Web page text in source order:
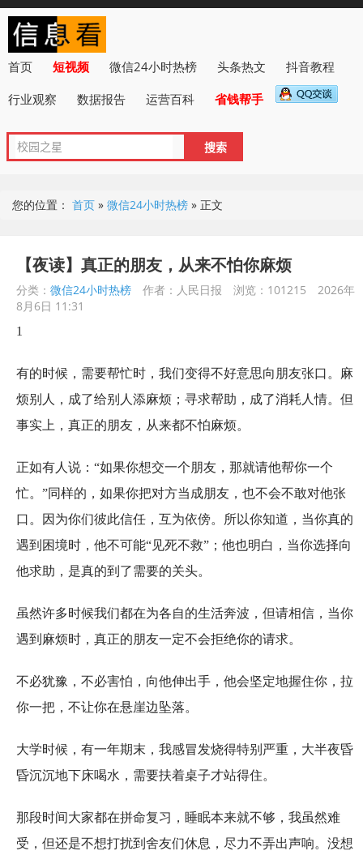
首页 短视频 微信24小时热榜 头条热文
抖音教程
行业观察
数据报告 运营百科 省钱帮手
您的位置： 首页 » 微信24小时热榜 » 正文
【夜读】真正的朋友，从来不怕你麻烦
分类： 微信24小时热榜 作者：人民日报 浏览：101215
2026年
8月6日 11:31
1
有的时候，需要帮忙时，我们变得不好意思向朋友张口。麻
烦别人，成了给别人添麻烦；寻求帮助，成了消耗人情。但
事实上，真正的朋友，从来都不怕麻烦。
正如有人说：“如果你想交一个朋友，那就请他帮你一个
忙。”同样的，如果你把对方当成朋友，也不会不敢对他张
口。因为你们彼此信任，互为依傍。所以你知道，当你真的
遇到困境时，他不可能“见死不救”；他也明白，当你选择向
他求助，是真的到了需要的关头。
虽然许多时候我们都在为各自的生活奔波，但请相信，当你
遇到麻烦时，真正的朋友一定不会拒绝你的请求。
不必犹豫，不必害怕，向他伸出手，他会坚定地握住你，拉
你一把，不让你在悬崖边坠落。
大学时候，有一年期末，我感冒发烧得特别严重，大半夜昏
昏沉沉地下床喝水，需要扶着桌子才站得住。
那段时间大家都在拼命复习，睡眠本来就不够，我虽然难
受，但还是不想打扰到舍友们休息，尽力不弄出声响。没想